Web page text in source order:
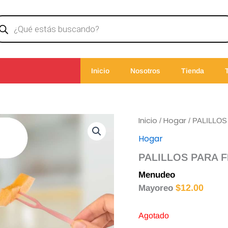
Inicio Nosotros Tienda
Inicio / Hogar /
Hogar
PALILLOS PARA
Menudeo
Mayoreo $12.00
Agotado